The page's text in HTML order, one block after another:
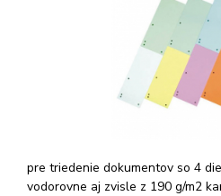
pre triedenie dokumentov so 4
vodorovne aj zvisle z 190 g/m2